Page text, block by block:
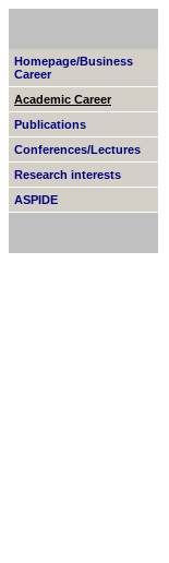
Homepage/Business
Career
Academic Career
Publications
Conferences/Lectures
Research interests
ASPIDE